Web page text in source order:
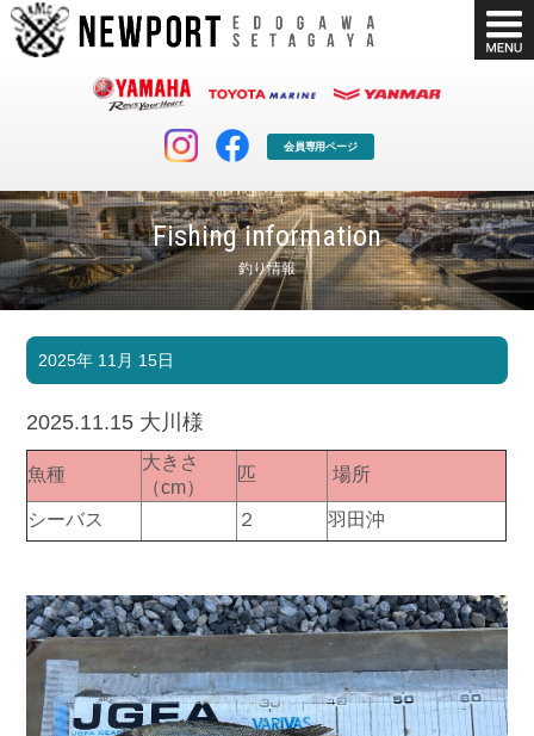
会員専用ページ
Fishing information
釣り情報
マリンクラブ
マリンライフを堪能したい！
ボート販売
ボート免許
長年の実績と信頼！
店舗情報 公式ブログ
採用情報 リンク集
2025年 11月 15日
2025.11.15 大川様
魚種
大きさ
（cm）
匹 場所
シーバス ２ 羽田沖